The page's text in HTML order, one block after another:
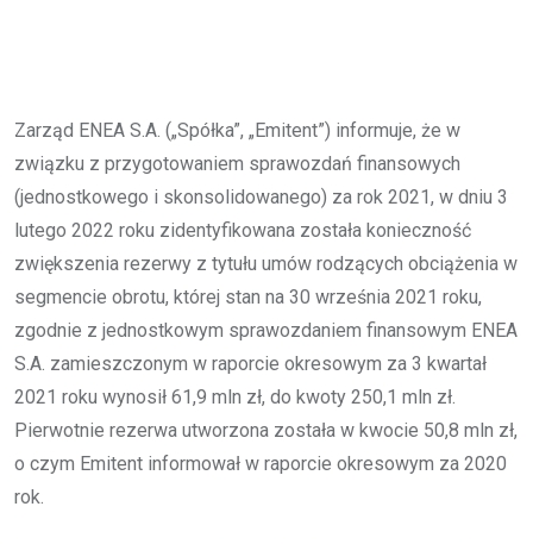
Zarząd ENEA S.A. („Spółka”, „Emitent”) informuje, że w
związku z przygotowaniem sprawozdań finansowych
(jednostkowego i skonsolidowanego) za rok 2021, w dniu 3
lutego 2022 roku zidentyfikowana została konieczność
zwiększenia rezerwy z tytułu umów rodzących obciążenia w
segmencie obrotu, której stan na 30 września 2021 roku,
zgodnie z jednostkowym sprawozdaniem finansowym ENEA
S.A. zamieszczonym w raporcie okresowym za 3 kwartał
2021 roku wynosił 61,9 mln zł, do kwoty 250,1 mln zł.
Pierwotnie rezerwa utworzona została w kwocie 50,8 mln zł,
o czym Emitent informował w raporcie okresowym za 2020
rok.